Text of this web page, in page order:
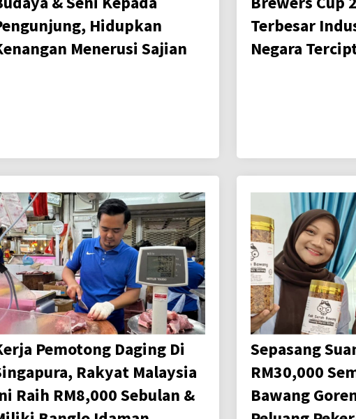
Hidupkan
Menerusi Sajian
Terbesar
Negara
Pemotong Daging Di
Rakyat Malaysia
Raih RM8,000 Sebulan &
Sepasang
RM30,000
Bawang